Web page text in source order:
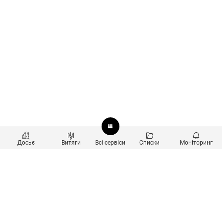
Досьє Витяги Всі сервіси Списки Моніторинг